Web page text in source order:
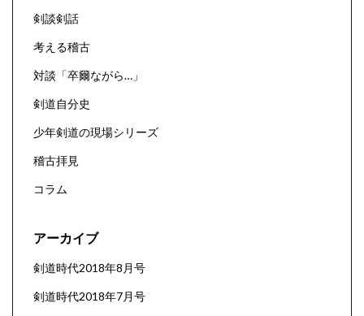
剣談剣話
考える稽古
対談「卒爾ながら…」
剣道自分史
少年剣道の現場シリーズ
稽古拝見
コラム
アーカイブ
剣道時代2018年8月号
剣道時代2018年7月号